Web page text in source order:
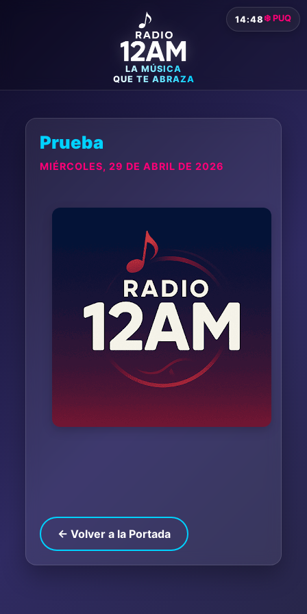
14:48 ❄️ PUQ
LA MÚSICA
QUE TE ABRAZA
Prueba
MIÉRCOLES, 29 DE ABRIL DE 2026
← Volver a la Portada